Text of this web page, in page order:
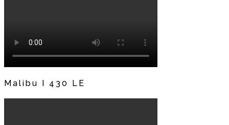
Malibu I 430 LE